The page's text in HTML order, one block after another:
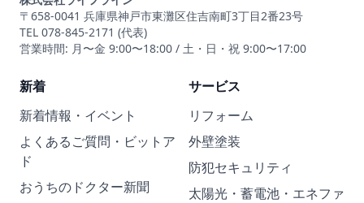
〒658-0041 兵庫県神戸市東灘区住吉南町3丁目2番23号
TEL 078-845-2171 (代表)
営業時間: 月〜金 9:00〜18:00 / 土・日・祝 9:00〜17:00
新着
新着情報・イベント
よくあるご質問・ビットア
ド
おうちのドクター新聞
サービス
リフォーム
外壁塗装
防犯セキュリティ
太陽光・蓄電池・エネファ